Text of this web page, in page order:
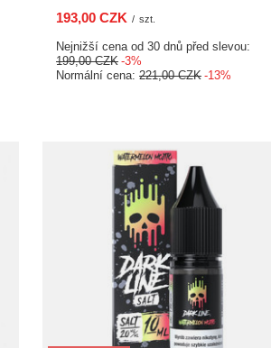
193,00 CZK / szt.
Nejnižší cena od 30 dnů před slevou:
199,00 CZK -3%
Normální cena: 221,00 CZK -13%